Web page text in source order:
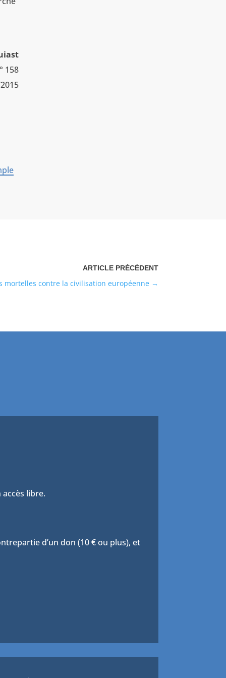
158
mortelles contre la civilisation européenne
libre.
d’un don (10 € ou plus), et